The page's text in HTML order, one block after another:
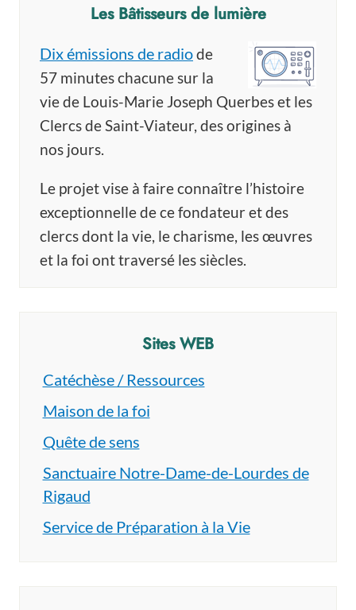
Les Bâtisseurs de lumière
Dix émissions de radiode
57 minutes chacune sur la
vie de Louis-Marie Joseph Querbes et les
Clercs de Saint-Viateur, des origines à
nos jours.
Le projet vise à faire connaître l’histoire
exceptionnelle de ce fondateur et des
clercs dont la vie, le charisme, les œuvres
et la foi ont traversé les siècles.
Sites WEB
Catéchèse / Ressources
Maison de la foi
Quête de sens
Sanctuaire Notre-Dame-de-Lourdes de
Rigaud
Service de Préparation à la Vie